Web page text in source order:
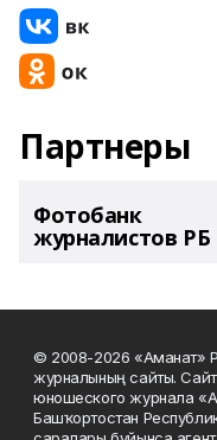
Партнеры
Фотобанк
журналистов РБ
© 2008-2026 «Аманат»
журналының сайты.
юношеского журнала
Башҡортостан